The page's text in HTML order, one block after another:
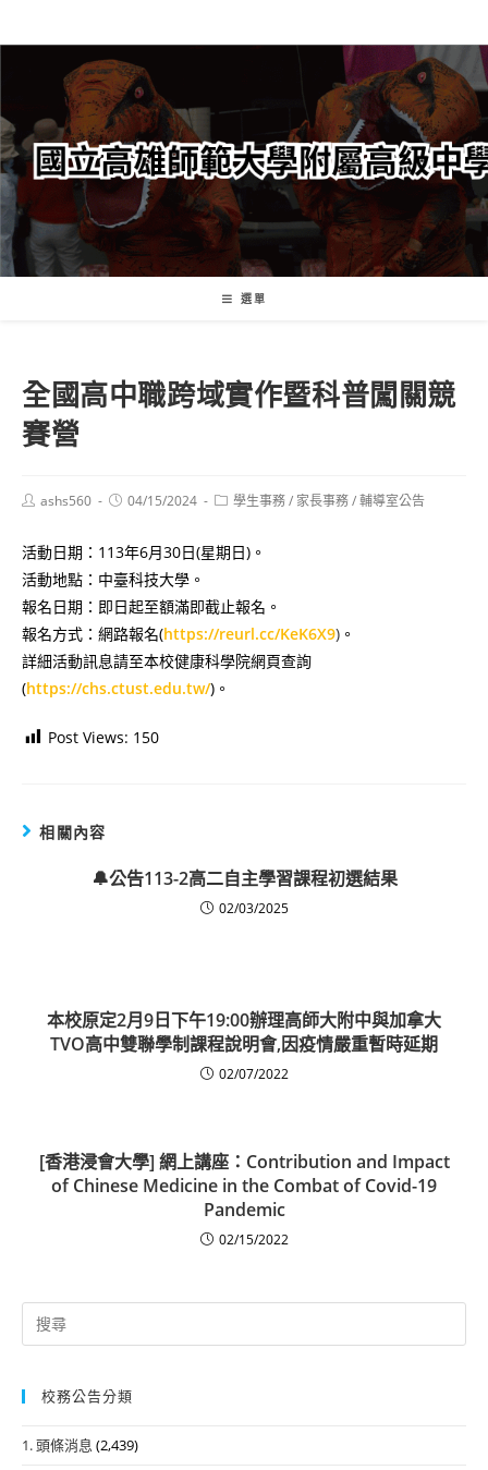
轉
要
內
容
選單
全國高中職跨域實作暨科普闖關競
賽營
Postashs560
Post04/15/2024
Post學生事務/ 家長事務/輔導室公告
活動日期：113年6月30日(星期日)。
活動地點：中臺科技大學。
報名日期：即日起至額滿即截止報名。
報名方式：網路報名(https://reurl.cc/KeK6X9) 。
詳細活動訊息請至本校健康科學院網頁查詢
(https://chs.ctust.edu.tw/)。
Post Views: 150
相關內容
🔔公告113-2高二自主學習課程初選結果
02/03/2025
本校原定2月9日下午19:00辦理高師大附中與加拿大
TVO高中雙聯學制課程說明會,因疫情嚴重暫時延期
02/07/2022
[香港浸會大學] 網上講座：Contribution and Impact
of Chinese Medicine in the Combat of Covid-19
Pandemic
02/15/2022
Search
for:
校務公告分類
1. 頭條消息 (2,439)